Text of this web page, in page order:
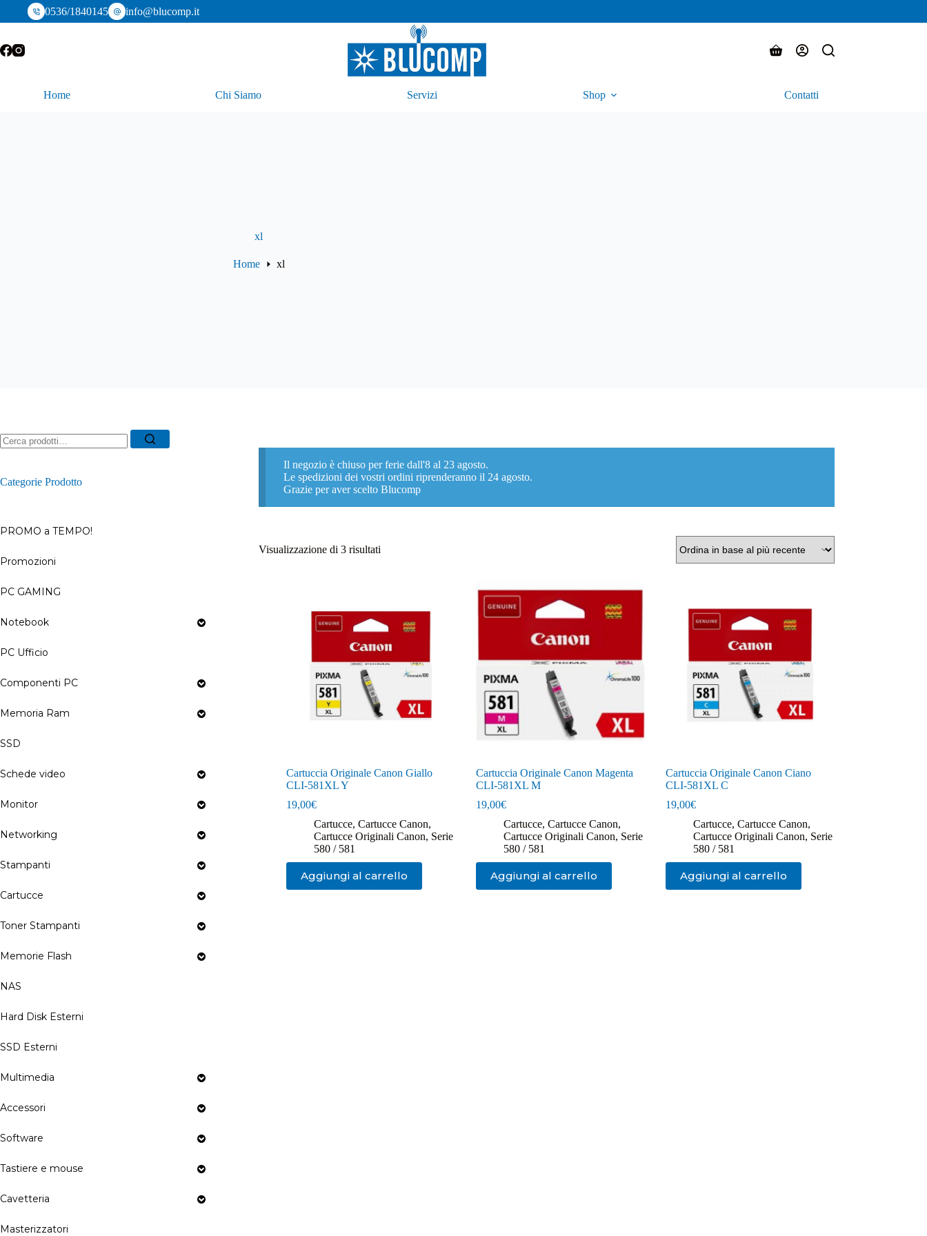
0536/1840145 info@blucomp.it
Carrello
Home Chi Siamo Servizi Shop Contatti
xl
Home xl
Il negozio è chiuso per ferie dall'8 al 23 agosto.
Le spedizioni dei vostri ordini riprenderanno il 24 agosto.
Grazie per aver scelto Blucomp
Visualizzazione di 3 risultatiOrdina
recente
Cartuccia Originale Canon Giallo
CLI-581XL Y
19,00€
Cartucce, Cartucce Canon,
Cartucce Originali Canon, Serie
580 / 581
Aggiungi al carrello
Cartuccia Originale Canon Magenta
CLI-581XL M
19,00€
Cartucce, Cartucce Canon,
Cartucce Originali Canon, Serie
580 / 581
Aggiungi al carrello
Cartuccia Originale Canon Ciano
CLI-581XL C
19,00€
Cartucce, Cartucce Canon,
Cartucce Originali Canon, Serie
580 / 581
Aggiungi al carrello
Ricerca
per:
Categorie Prodotto
PROMO a TEMPO!
Promozioni
–
PC GAMING
Notebook
PC Ufficio
Componenti PC
Memoria Ram
SSD
Schede video
Monitor
Networking
Stampanti
Cartucce
Toner Stampanti
Memorie Flash
NAS
Hard Disk Esterni
SSD Esterni
Multimedia
Accessori
Software
Tastiere e mouse
Cavetteria
Masterizzatori